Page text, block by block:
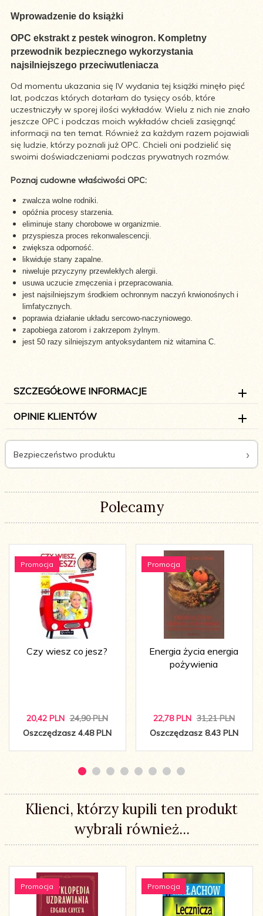
Wprowadzenie do książki
OPC ekstrakt z pestek winogron. Kompletny
przewodnik bezpiecznego wykorzystania
najsilniejszego przeciwutleniacza
Od momentu ukazania się IV wydania tej książki minęło pięć
lat, podczas których dotarłam do tysięcy osób, które
uczestniczyły w sporej ilości wykładów. Wielu z nich nie znało
jeszcze OPC i podczas moich wykładów chcieli zasięgnąć
informacji na ten temat. Również za każdym razem pojawiali
się ludzie, którzy poznali już OPC. Chcieli oni podzielić się
swoimi doświadczeniami podczas prywatnych rozmów.
Poznaj cudowne właściwości OPC:
zwalcza wolne rodniki.
opóźnia procesy starzenia.
eliminuje stany chorobowe w organizmie.
przyspiesza proces rekonwalescencji.
zwiększa odporność.
likwiduje stany zapalne.
niweluje przyczyny przewlekłych alergii.
usuwa uczucie zmęczenia i przepracowania.
jest najsilniejszym środkiem ochronnym naczyń krwionośnych i
limfatycznych.
poprawia działanie układu sercowo-naczyniowego.
zapobiega zatorom i zakrzepom żylnym.
jest 50 razy silniejszym antyoksydantem niż witamina C.
SZCZEGÓŁOWE INFORMACJE
OPINIE KLIENTÓW
Bezpieczeństwo produktu
Polecamy
Promocja
Czy wiesz co jesz?
20,42 PLN 24,90 PLN
Oszczędzasz 4.48 PLN
Promocja
Energia życia energia
pożywienia
22,78 PLN 31,21 PLN
Oszczędzasz 8.43 PLN
Klienci, którzy kupili ten produkt
wybrali również...
Promocja Promocja